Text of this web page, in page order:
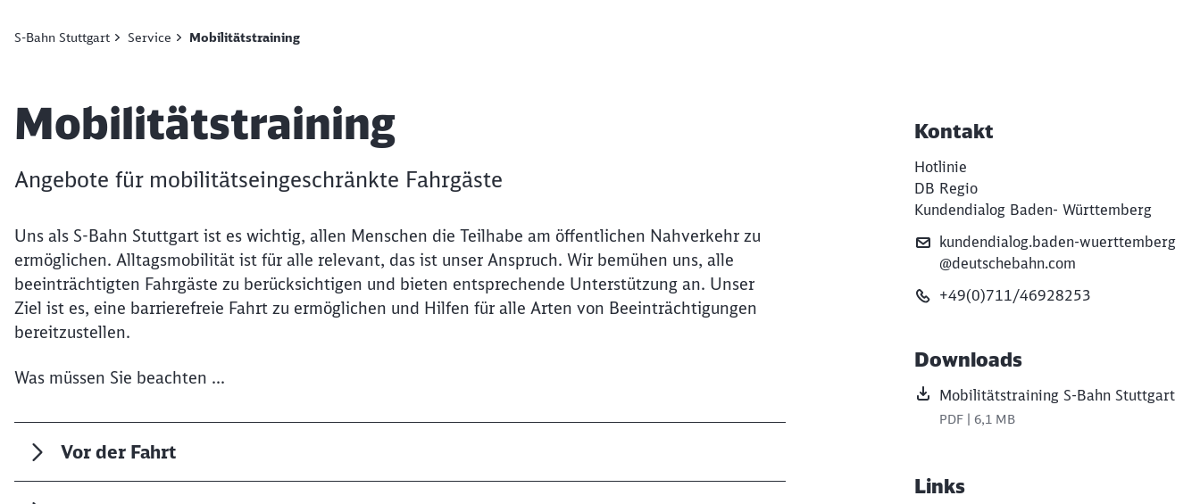
S-Bahn Stuttgart Service Mobilitätstraining
Artikel:
Mobilitätstraining
Angebote für mobilitätseingeschränkte Fahrgäste
Uns als S-Bahn Stuttgart ist es wichtig, allen Menschen die Teilhabe am öffentlichen Nahverkehr zu
ermöglichen. Alltagsmobilität ist für alle relevant, das ist unser Anspruch. Wir bemühen uns, alle
beeinträchtigten Fahrgäste zu berücksichtigen und bieten entsprechende Unterstützung an. Unser
Ziel ist es, eine barrierefreie Fahrt zu ermöglichen und Hilfen für alle Arten von Beeinträchtigungen
bereitzustellen.
Was müssen Sie beachten ...
Vor der Fahrt
Weiterführende
Kontakt
Hotlinie
DB Regio
Kundendialog Baden- Württemberg
kundendialog.baden-wuerttemberg
@deutschebahn.com
+49(0)711/46928253
Downloads
Mobilitätstraining S-Bahn Stuttgart
PDF | 6,1 MB
Links